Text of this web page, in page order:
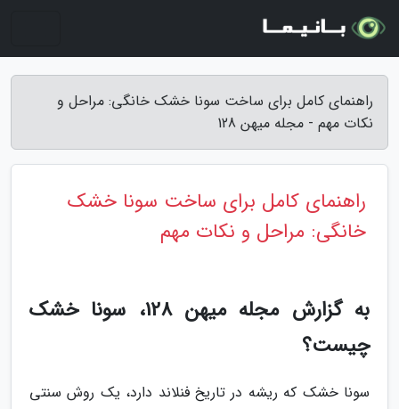
راهنمای کامل برای ساخت سونا خشک خانگی: مراحل و
نکات مهم - مجله میهن 128
راهنمای کامل برای ساخت سونا خشک
خانگی: مراحل و نکات مهم
به گزارش مجله میهن 128، سونا خشک
چیست؟
سونا خشک که ریشه در تاریخ فنلاند دارد، یک روش سنتی